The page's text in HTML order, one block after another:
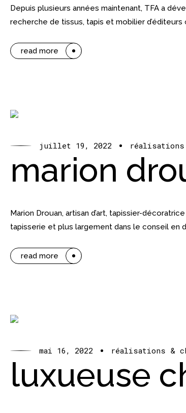
Depuis plusieurs années maintenant, TFA a
recherche de tissus, tapis et mobilier
read more
juillet 19, 2022
marion
Marion Drouan, artisan d’art, tapissier-
tapisserie et plus largement dans le conseil en
read more
mai 16, 2022 réalisations &
luxueuse